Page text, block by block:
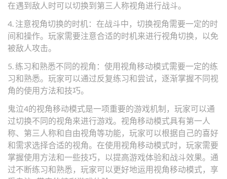
在遇到敌人时可以切换到第三人称视角进行战斗。
4. 注意视角切换的时机：在战斗中，切换视角需要一定的时
间和操作。玩家需要注意合适的时机来进行视角切换，以免
被敌人攻击。
5. 练习和熟悉不同的视角：使用视角移动模式需要一定的练
习和熟悉。玩家可以通过反复练习和尝试，逐渐掌握不同视
角的使用方法和技巧。
鬼泣4的视角移动模式是一项重要的游戏机制，玩家可以通
过切换不同的视角来进行游戏。视角移动模式具有第一人
称、第三人称和自由视角等功能，玩家可以根据自己的喜好
和需求选择合适的视角。在使用视角移动模式时，玩家需要
掌握使用方法和一些技巧，以提高游戏体验和战斗效果。通
过不断练习和熟悉，玩家可以更好地运用视角移动模式，享